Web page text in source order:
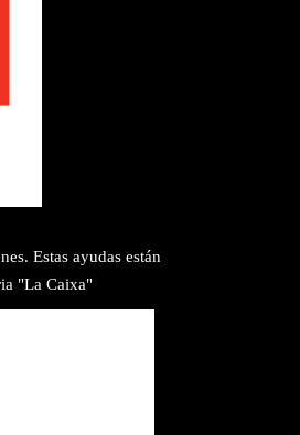
Estas ayudas están
"La Caixa"